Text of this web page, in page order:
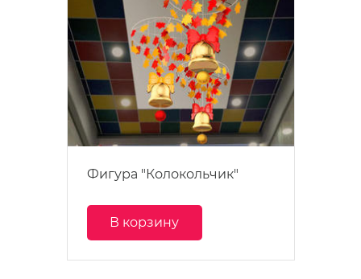
Фигура "Колокольчик"
В корзину